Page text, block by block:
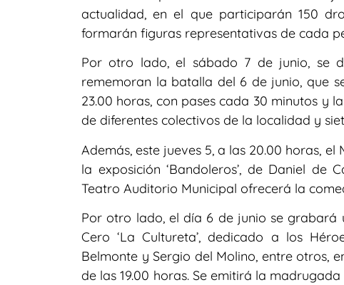
actualidad, en el que participarán 150
formarán figuras representativas de cada
Por otro lado, el sábado 7 de junio, se
rememoran la batalla del 6 de junio, que
23.00 horas, con pases cada 30 minutos y
de diferentes colectivos de la localidad y
Además, este jueves 5, a las 20.00 horas,
la exposición ‘Bandoleros’, de Daniel
Teatro Auditorio Municipal ofrecerá la
Por otro lado, el día 6 de junio se
Cero ‘La Cultureta’, dedicado a los
Belmonte y Sergio del Molino, entre otros,
de las 19.00 horas. Se emitirá la